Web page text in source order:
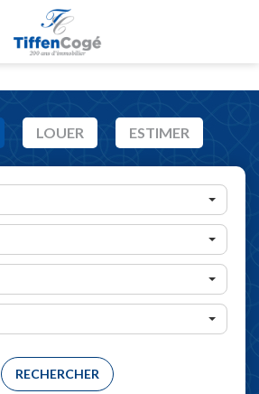
LOUER ESTIMER